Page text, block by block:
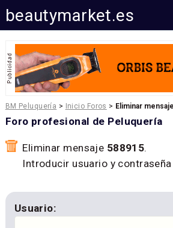
beautymarket.es
BM Peluquería > Inicio Foros > Eliminar mensaje
Foro profesional de Peluquería
Eliminar mensaje 588915.
Introducir usuario y
Usuario: